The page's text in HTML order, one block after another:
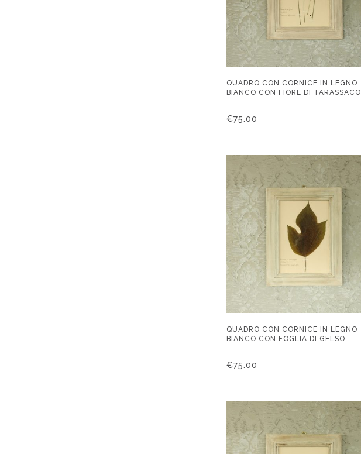
QUADRO CON CORNICE IN LEGNO
BIANCO CON FIORE DI TARASSACO
€75.00
QUADRO CON CORNICE IN LEGNO
BIANCO CON FOGLIA DI GELSO
€75.00